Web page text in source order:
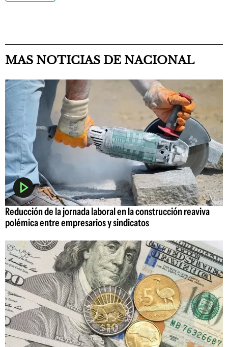
MAS NOTICIAS DE NACIONAL
Reducción de la jornada laboral en la construcción reaviva
polémica entre empresarios y sindicatos